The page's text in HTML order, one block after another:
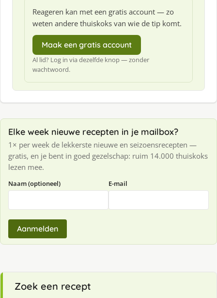
Reageren kan met een gratis account — zo
weten andere thuiskoks van wie de tip komt.
Maak een gratis account
Al lid? Log in via dezelfde knop — zonder
wachtwoord.
Elke week nieuwe recepten in je mailbox?
1× per week de lekkerste nieuwe en seizoensrecepten —
gratis, en je bent in goed gezelschap: ruim 14.000 thuiskoks
lezen mee.
Naam (optioneel) E-mail
Aanmelden
Zoek een recept